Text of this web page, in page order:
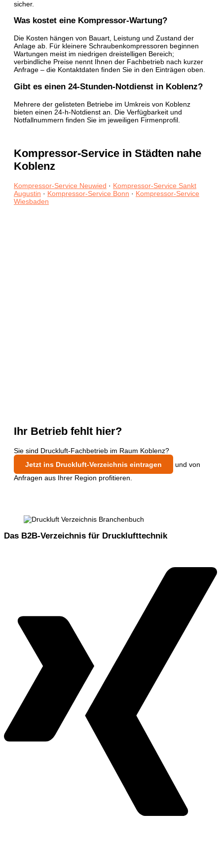
sicher.
Was kostet eine Kompressor-Wartung?
Die Kosten hängen von Bauart, Leistung und Zustand der
Anlage ab. Für kleinere Schraubenkompressoren beginnen
Wartungen meist im niedrigen dreistelligen Bereich;
verbindliche Preise nennt Ihnen der Fachbetrieb nach kurzer
Anfrage – die Kontaktdaten finden Sie in den Einträgen oben.
Gibt es einen 24-Stunden-Notdienst in Koblenz?
Mehrere der gelisteten Betriebe im Umkreis von Koblenz
bieten einen 24-h-Notdienst an. Die Verfügbarkeit und
Notfallnummern finden Sie im jeweiligen Firmenprofil.
Kompressor-Service in Städten nahe
Koblenz
Kompressor-Service Neuwied · Kompressor-Service Sankt
Augustin · Kompressor-Service Bonn · Kompressor-Service
Wiesbaden
Ihr Betrieb fehlt hier?
Sie sind Druckluft-Fachbetrieb im Raum Koblenz?
Jetzt ins Druckluft-Verzeichnis eintragen
und von
Anfragen aus Ihrer Region profitieren.
Das B2B-Verzeichnis für Drucklufttechnik